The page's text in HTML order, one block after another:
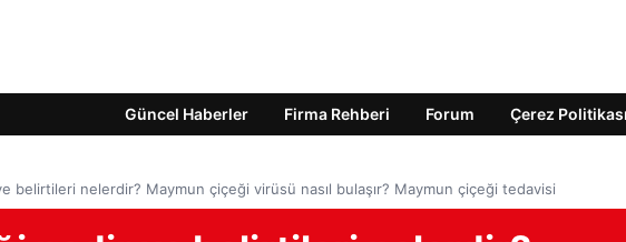
Güncel Haberler Firma Rehberi Forum Çerez Politikası
belirtileri nelerdir? Maymun çiçeği virüsü nasıl bulaşır? Maymun çiçeği tedavisi